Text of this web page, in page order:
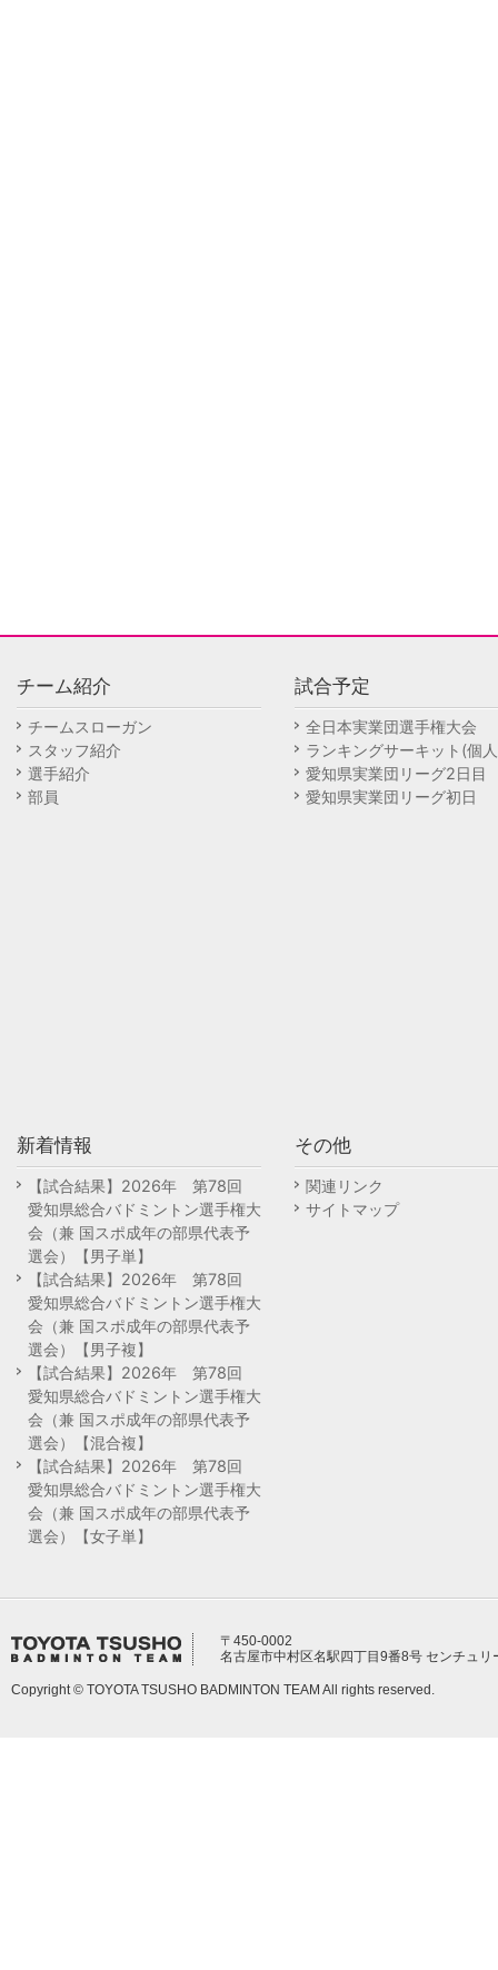
チーム紹介
チームスローガン
スタッフ紹介
選手紹介
部員
試合予定
全日本実業団選手権大会
ランキングサーキット(個
愛知県実業団リーグ2日目
愛知県実業団リーグ初日
新着情報
【試合結果】2026年 第78回
愛知県総合バドミントン選手権大
会（兼 国スポ成年の部県代表予
選会）【男子単】
【試合結果】2026年 第78回
愛知県総合バドミントン選手権大
会（兼 国スポ成年の部県代表予
選会）【男子複】
【試合結果】2026年 第78回
愛知県総合バドミントン選手権大
会（兼 国スポ成年の部県代表予
選会）【混合複】
【試合結果】2026年 第78回
愛知県総合バドミントン選手権大
会（兼 国スポ成年の部県代表予
選会）【女子単】
その他
関連リンク
サイトマップ
〒450-0002
名古屋市中村区名駅四丁目9番8号 センチュリ
Copyright © TOYOTA TSUSHO BADMINTON TEAM All rights reserved.